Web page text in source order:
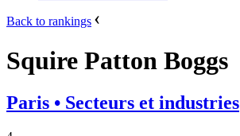
Back to rankings
Squire Patton Boggs
Paris • Secteurs et industries